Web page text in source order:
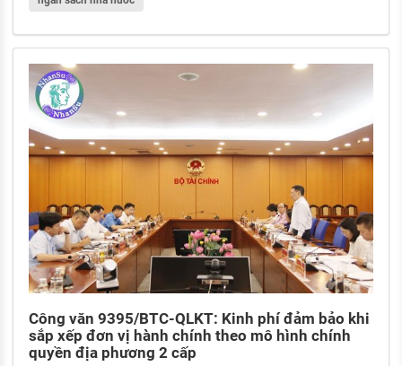
Công văn 9395/BTC-QLKT: Kinh phí đảm bảo khi
sắp xếp đơn vị hành chính theo mô hình chính
quyền địa phương 2 cấp